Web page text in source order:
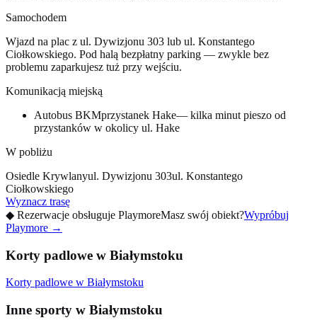
Samochodem
Wjazd na plac z ul. Dywizjonu 303 lub ul. Konstantego
Ciołkowskiego. Pod halą bezpłatny parking — zwykle bez
problemu zaparkujesz tuż przy wejściu.
Komunikacją miejską
Autobus BKMprzystanek Hake— kilka minut pieszo od
przystanków w okolicy ul. Hake
W pobliżu
Osiedle Krywlanyul. Dywizjonu 303ul. Konstantego
Ciołkowskiego
Wyznacz trasę
◆ Rezerwacje obsługuje PlaymoreMasz swój obiekt?Wypróbuj
Playmore →
Korty padlowe w Białymstoku
Korty padlowe w Białymstoku
Inne sporty w Białymstoku